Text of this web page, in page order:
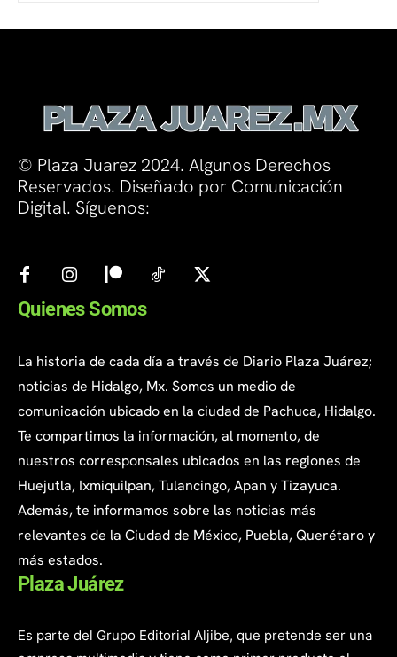
© Plaza Juarez 2024. Algunos Derechos
Reservados. Diseñado por Comunicación
Digital. Síguenos:
Quienes Somos
La historia de cada día a través de Diario Plaza Juárez;
noticias de Hidalgo, Mx. Somos un medio de
comunicación ubicado en la ciudad de Pachuca, Hidalgo.
Te compartimos la información, al momento, de
nuestros corresponsales ubicados en las regiones de
Huejutla, Ixmiquilpan, Tulancingo, Apan y Tizayuca.
Además, te informamos sobre las noticias más
relevantes de la Ciudad de México, Puebla, Querétaro y
más estados.
Plaza Juárez
Es parte del Grupo Editorial Aljibe, que pretende ser una